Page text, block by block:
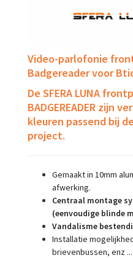
Video-parlofonie
Badgereadervoor
De SFERA LUNA
BADGEREADER zijn
kleuren passend bij
project.
Gemaakt in 10mm
afwerking.
Centraal montage
(eenvoudige blinde
Vandalisme
Installatie
brievenbussen, enz ...